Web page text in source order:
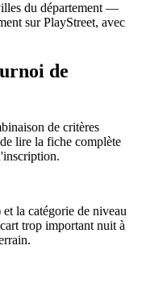
du département —
sur PlayStreet, avec
de
de critères
lire la fiche complète
la catégorie de niveau
trop important nuit à